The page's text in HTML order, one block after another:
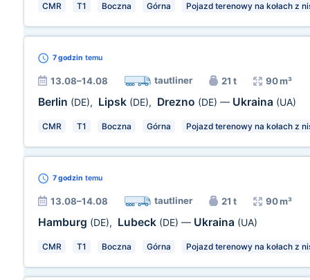
CMR T1 Boczna Górna Pojazd terenowy na kołach z
7 godzin temu
13.08–14.08 tautliner 21 t 90 m³
Berlin (DE), Lipsk (DE), Drezno (DE) — Ukraina (UA)
CMR T1 Boczna Górna Pojazd terenowy na kołach z
7 godzin temu
13.08–14.08 tautliner 21 t 90 m³
Hamburg (DE), Lubeck (DE) — Ukraina (UA)
CMR T1 Boczna Górna Pojazd terenowy na kołach z